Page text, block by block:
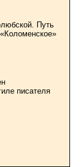
Путь
писателя